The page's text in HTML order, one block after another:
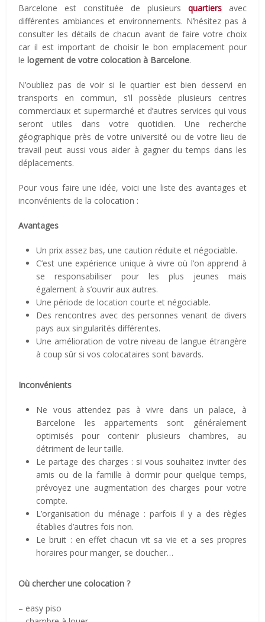
Barcelone est constituée de plusieurs quartiersavec
différentes ambiances et environnements. N’hésitez pas à
consulter les détails de chacun avant de faire votre choix
car il est important de choisir le bon emplacement pour
lelogement de votre colocation à Barcelone.
N’oubliez pas de voir si le quartier est bien desservi en
transports en commun, s’il possède plusieurs centres
commerciaux et supermarché et d’autres services qui vous
seront utiles dans votre quotidien. Une recherche
géographique près de votre université ou de votre lieu de
travail peut aussi vous aider à gagner du temps dans les
déplacements.
Pour vous faire une idée, voici une liste des avantages et
inconvénients de la colocation :
Avantages
Un prix assez bas, une caution réduite et négociable.
C’est une expérience unique à vivre où l’on apprend à
se responsabiliser pour les plus jeunes mais
également à s’ouvrir aux autres.
Une période de location courte et négociable.
Des rencontres avec des personnes venant de divers
pays aux singularités différentes.
Une amélioration de votre niveau de langue étrangère
à coup sûr si vos colocataires sont bavards.
Inconvénients
Ne vous attendez pas à vivre dans un palace, à
Barcelone les appartements sont généralement
optimisés pour contenir plusieurs chambres, au
détriment de leur taille.
Le partage des charges : si vous souhaitez inviter des
amis ou de la famille à dormir pour quelque temps,
prévoyez une augmentation des charges pour votre
compte.
L’organisation du ménage : parfois il y a des règles
établies d’autres fois non.
Le bruit : en effet chacun vit sa vie et a ses propres
horaires pour manger, se doucher…
Où chercher une colocation ?
– easy piso